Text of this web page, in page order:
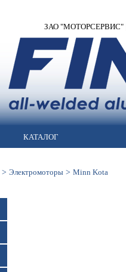
ЗАО "МОТОРСЕРВИС" |
КАТАЛОГ
> Электромоторы > Minn Kota